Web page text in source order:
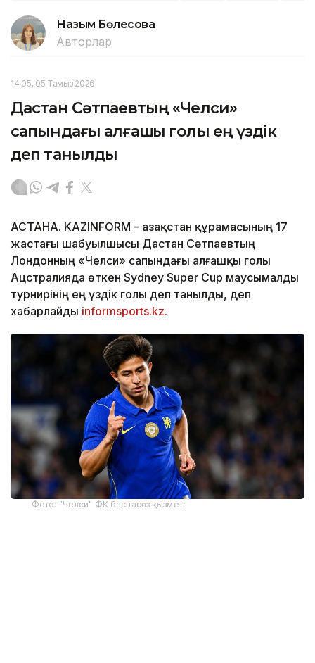
Назым Бөлесова
Авторлар
14:05, 05 Тамыз 2026
Дастан Сәтпаевтың «Челси»
сапындағы алғашқы голы ең үздік
деп танылды
АСТАНА. KAZINFORM – Қазақстан құрамасының 17
жастағы шабуылшысы Дастан Сәтпаевтың
Лондонның «Челси» сапындағы алғашқы голы
Ацстралияда өткен Sydney Super Cup маусымалды
турнирінің ең үздік голы деп танылды, деп
хабарлайды informsports.kz.
Фото: "Челси" ФК баспасөз қызметі